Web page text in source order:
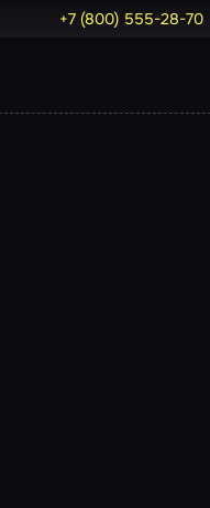
+7 (800) 555-28-70